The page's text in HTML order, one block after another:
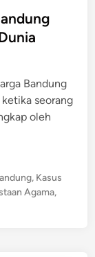
Bandung
seorang
oleh
, Kasus
Agama,